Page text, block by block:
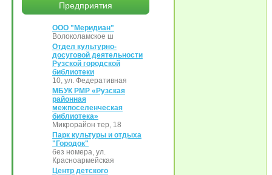
Предприятия
ООО "Меридиан"
Волоколамское ш
Отдел культурно-
досуговой деятельности
Рузской городской
библиотеки
10, ул. Федеративная
МБУК РМР «Рузская
районная
межпоселенческая
библиотека»
Микрорайон тер, 18
Парк культуры и отдыха
"Городок"
без номера, ул.
Красноармейская
Центр детского